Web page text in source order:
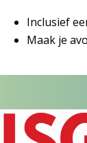
Inclusief
Maak je